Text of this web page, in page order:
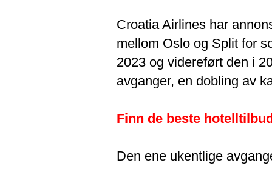
Croatia Airlines har
mellom Oslo og Split for
2023 og videreført den i
avganger, en dobling av
Finn de beste
Den ene ukentlige